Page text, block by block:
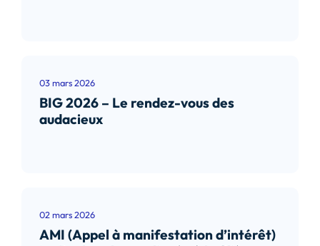
03 mars 2026
BIG 2026 – Le rendez-vous des
audacieux
02 mars 2026
AMI (Appel à manifestation d’intérêt)